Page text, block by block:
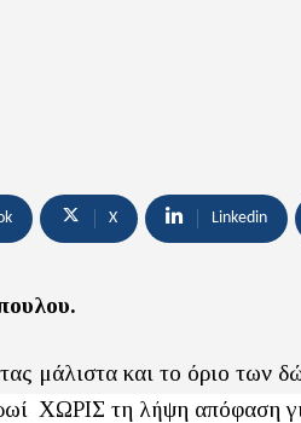
X Linkedin
μάλιστα και το όριο των
ΧΩΡΙΣ τη λήψη απόφαση